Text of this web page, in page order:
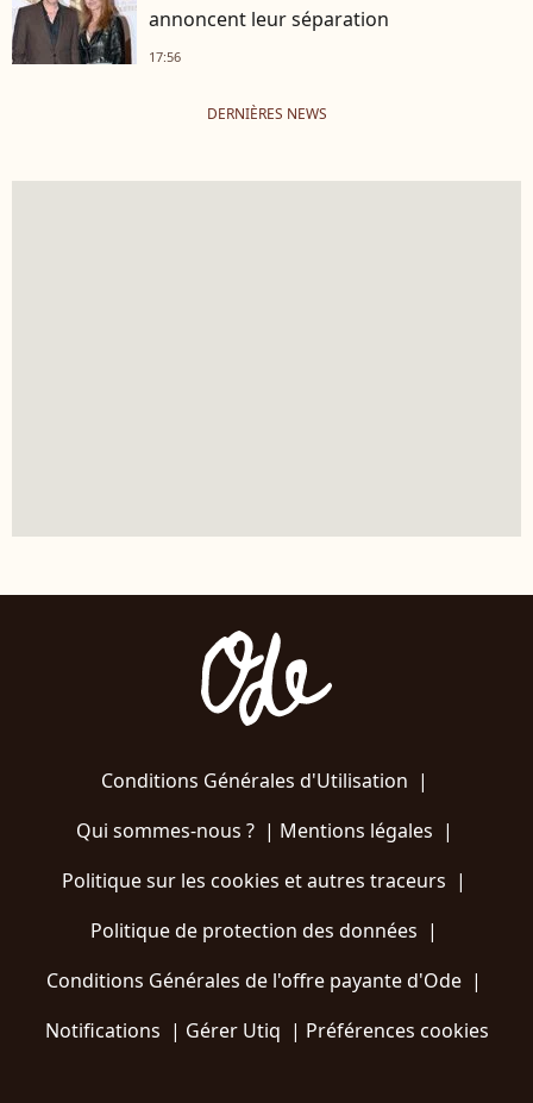
annoncent leur séparation
17:56
DERNIÈRES NEWS
Conditions Générales d'Utilisation |
Qui sommes-nous ?| Mentions légales |
Politique sur les cookies et autres traceurs |
Politique de protection des données |
Conditions Générales de l'offre payante d'Ode |
Notifications | Gérer Utiq | Préférences cookies